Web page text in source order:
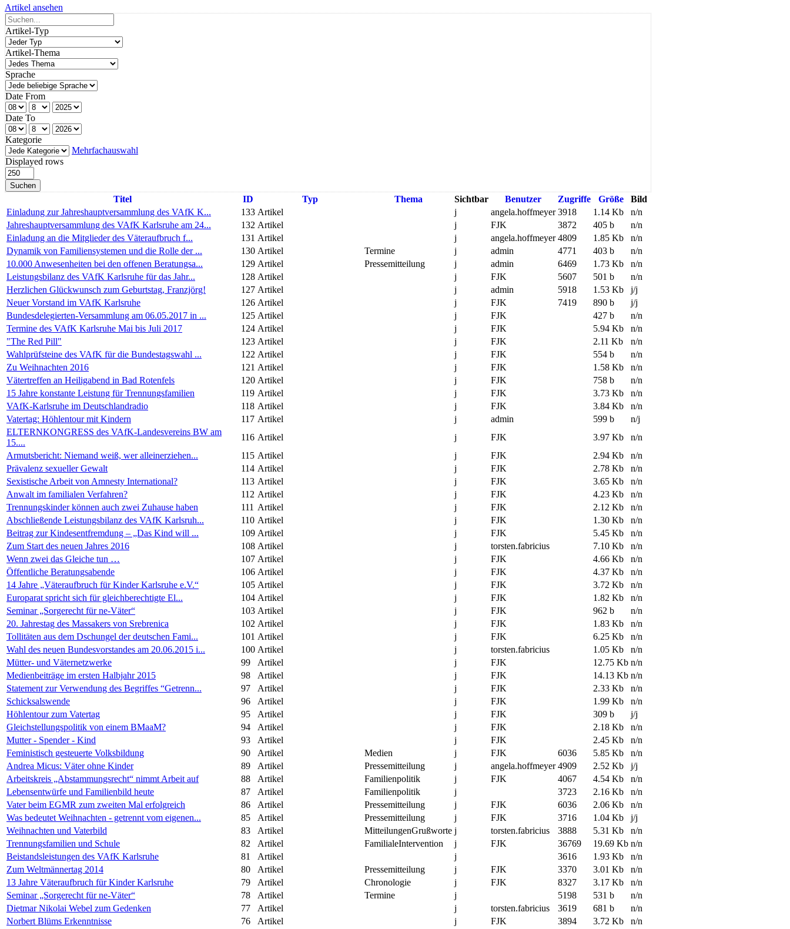
Artikel ansehen
Artikel-Typ
Artikel-Thema
Sprache
Date From
Date To
Kategorie
Mehrfachauswahl
Displayed rows
Suchen
Titel ID Typ Thema Sichtbar Benutzer Zugriffe Größe
Bild
Einladung zur Jahreshauptversammlung des VAfK K...
133 Artikel j angela.hoffmeyer 3918 1.14 Kb
n/n
Jahreshauptversammlung des VAfK Karlsruhe am 24...
132 Artikel j FJK 3872 405 b
n/n
Einladung an die Mitglieder des Väteraufbruch f...
131 Artikel j angela.hoffmeyer 4809 1.85 Kb
n/n
Dynamik von Familiensystemen und die Rolle der ...
130 Artikel Termine j admin 4771 403 b
n/n
10.000 Anwesenheiten bei den offenen Beratungsa...
129 Artikel Pressemitteilung j admin 6469 1.73 Kb
n/n
Leistungsbilanz des VAfK Karlsruhe für das Jahr...
128 Artikel j FJK 5607 501 b
n/n
Herzlichen Glückwunsch zum Geburtstag, Franzjörg!
127 Artikel j admin 5918 1.53 Kb
j/j
Neuer Vorstand im VAfK Karlsruhe
126 Artikel j FJK 7419 890 b
j/j
Bundesdelegierten-Versammlung am 06.05.2017 in ...
125 Artikel j FJK 427 b
n/n
Termine des VAfK Karlsruhe Mai bis Juli 2017
124 Artikel j FJK 5.94 Kb
n/n
"The Red Pill"
123 Artikel j FJK 2.11 Kb
n/n
Wahlprüfsteine des VAfK für die Bundestagswahl ...
122 Artikel j FJK 554 b
n/n
Zu Weihnachten 2016
121 Artikel j FJK 1.58 Kb
n/n
Vätertreffen an Heiligabend in Bad Rotenfels
120 Artikel j FJK 758 b
n/n
15 Jahre konstante Leistung für Trennungsfamilien
119 Artikel j FJK 3.73 Kb
n/n
VAfK-Karlsruhe im Deutschlandradio
118 Artikel j FJK 3.84 Kb
n/n
Vatertag: Höhlentour mit Kindern
117 Artikel j admin 599 b
n/j
ELTERNKONGRESS des VAfK-Landesvereins BW am
15....
116 Artikel j FJK 3.97 Kb
n/n
Armutsbericht: Niemand weiß, wer alleinerziehen...
115 Artikel j FJK 2.94 Kb
n/n
Prävalenz sexueller Gewalt
114 Artikel j FJK 2.78 Kb
n/n
Sexistische Arbeit von Amnesty International?
113 Artikel j FJK 3.65 Kb
n/n
Anwalt im familialen Verfahren?
112 Artikel j FJK 4.23 Kb
n/n
Trennungskinder können auch zwei Zuhause haben
111 Artikel j FJK 2.12 Kb
n/n
Abschließende Leistungsbilanz des VAfK Karlsruh...
110 Artikel j FJK 1.30 Kb
n/n
Beitrag zur Kindesentfremdung – „Das Kind will ...
109 Artikel j FJK 5.45 Kb
n/n
Zum Start des neuen Jahres 2016
108 Artikel j torsten.fabricius 7.10 Kb
n/n
Wenn zwei das Gleiche tun …
107 Artikel j FJK 4.66 Kb
n/n
Öffentliche Beratungsabende
106 Artikel j FJK 4.37 Kb
n/n
14 Jahre „Väteraufbruch für Kinder Karlsruhe e.V.“
105 Artikel j FJK 3.72 Kb
n/n
Europarat spricht sich für gleichberechtigte El...
104 Artikel j FJK 1.82 Kb
n/n
Seminar „Sorgerecht für ne-Väter“
103 Artikel j FJK 962 b
n/n
20. Jahrestag des Massakers von Srebrenica
102 Artikel j FJK 1.83 Kb
n/n
Tollitäten aus dem Dschungel der deutschen Fami...
101 Artikel j FJK 6.25 Kb
n/n
Wahl des neuen Bundesvorstandes am 20.06.2015 i...
100 Artikel j torsten.fabricius 1.05 Kb
n/n
Mütter- und Väternetzwerke
99 Artikel j FJK 12.75 Kb n/n
Medienbeiträge im ersten Halbjahr 2015
98 Artikel j FJK 14.13 Kb n/n
Statement zur Verwendung des Begriffes “Getrenn...
97 Artikel j FJK 2.33 Kb
n/n
Schicksalswende
96 Artikel j FJK 1.99 Kb
n/n
Höhlentour zum Vatertag
95 Artikel j FJK 309 b
j/j
Gleichstellungspolitik von einem BMaaM?
94 Artikel j FJK 2.18 Kb
n/n
Mutter - Spender - Kind
93 Artikel j FJK 2.45 Kb
n/n
Feministisch gesteuerte Volksbildung
90 Artikel Medien j FJK 6036 5.85 Kb
n/n
Andrea Micus: Väter ohne Kinder
89 Artikel Pressemitteilung j angela.hoffmeyer 4909 2.52 Kb
j/j
Arbeitskreis „Abstammungsrecht“ nimmt Arbeit auf
88 Artikel Familienpolitik j FJK 4067 4.54 Kb
n/n
Lebensentwürfe und Familienbild heute
87 Artikel Familienpolitik j 3723 2.16 Kb
n/n
Vater beim EGMR zum zweiten Mal erfolgreich
86 Artikel Pressemitteilung j FJK 6036 2.06 Kb
n/n
Was bedeutet Weihnachten - getrennt vom eigenen...
85 Artikel Pressemitteilung j FJK 3716 1.04 Kb
j/j
Weihnachten und Vaterbild
83 Artikel MitteilungenGrußworte j torsten.fabricius 3888 5.31 Kb
n/n
Trennungsfamilien und Schule
82 Artikel FamilialeIntervention j FJK 36769 19.69 Kb n/n
Beistandsleistungen des VAfK Karlsruhe
81 Artikel j 3616 1.93 Kb
n/n
Zum Weltmännertag 2014
80 Artikel Pressemitteilung j FJK 3370 3.01 Kb
n/n
13 Jahre Väteraufbruch für Kinder Karlsruhe
79 Artikel Chronologie j FJK 8327 3.17 Kb
n/n
Seminar „Sorgerecht für ne-Väter“
78 Artikel Termine j 5198 531 b
n/n
Dietmar Nikolai Webel zum Gedenken
77 Artikel j torsten.fabricius 3619 681 b
n/n
Norbert Blüms Erkenntnisse
76 Artikel j FJK 3894 3.72 Kb
n/n